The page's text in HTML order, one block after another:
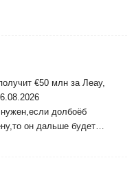
€50 млн за Леау,
долбоёб
он дальше будет…